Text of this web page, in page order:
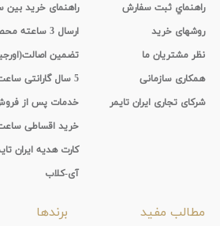
راهنماي ثبت سفارش
روشهای خرید
نظر مشتریان ما
همکاری سازمانی
شرکای تجاری ایران تایمر
راهنمای خرید
ارسال 3 ساعته محصولات
تضمین
5 سال گارانتی ساعت مچی
خدمات پس از
خرید اقساطی
کارت هدیه ایران
آی-کلاب
مطالب مفید برندها